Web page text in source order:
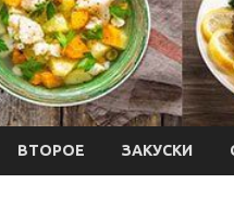
ВТОРОЕ ЗАКУСКИ